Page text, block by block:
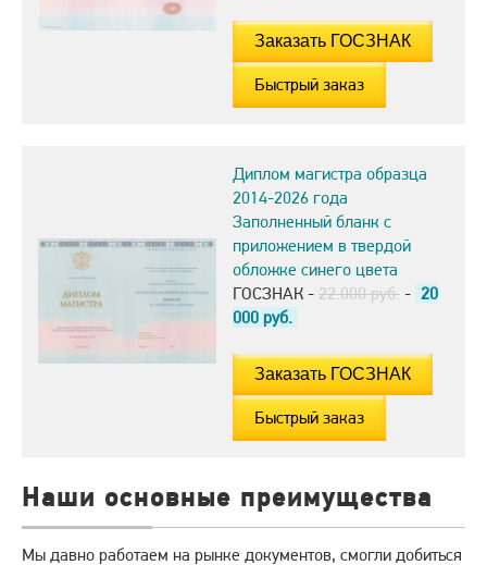
Быстрый заказ
Диплом магистра образца
2014-2026 года
Заполненный бланк с
приложением в твердой
обложке синего цвета
ГОСЗНАК - 22.000 руб. - 20
000 руб.
Быстрый заказ
Наши основные преимущества
Мы давно работаем на рынке документов, смогли добиться